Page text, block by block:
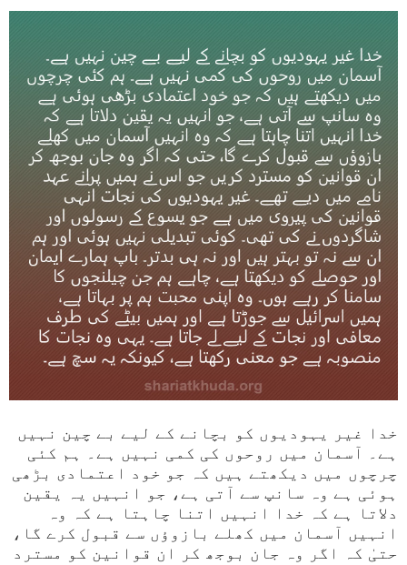
خدا غیر یہودیوں کو بچانے کے لیے بے چین نہیں
ہے۔ آسمان میں روحوں کی کمی نہیں ہے۔ ہم کئی
چرچوں میں دیکھتے ہیں کہ جو خود اعتمادی بڑھی
ہوئی ہے وہ سانپ سے آتی ہے، جو انہیں یہ یقین
دلاتا ہے کہ خدا انہیں اتنا چاہتا ہے کہ وہ
انہیں آسمان میں کھلے بازوؤں سے قبول کرے گا،
حتیٰ کہ اگر وہ جان بوجھ کر ان قوانین کو مسترد